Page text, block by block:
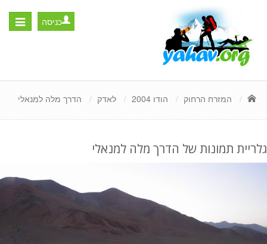
Toggle
כניסה
המזרח הרחוק הודו 2004 לאדק הדרך מלה למנאלי
גלריית תמונות של הדרך מלה למנאלי